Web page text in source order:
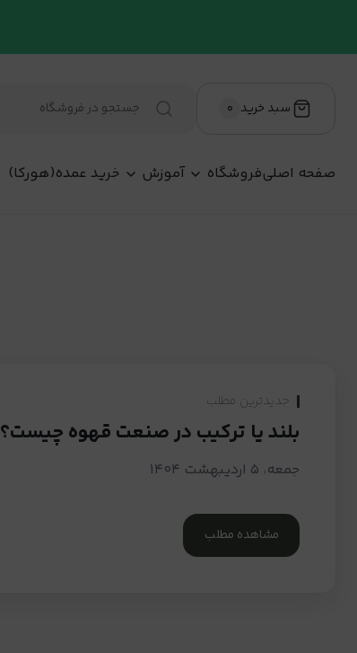
سبد خرید ۰
صفحه اصلیفروشگاه آموزش خرید عمده(هورکا)
جدیدترین مطلب
بلند یا ترکیب در صنعت قهوه چیست؟
جمعه، ۵ اردیبهشت ۱۴۰۴
مشاهده مطلب